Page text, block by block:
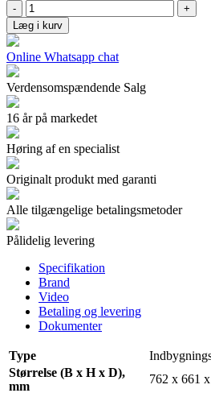
-
+
Læg i kurv
Online Whatsapp chat
Verdensomspændende Salg
16 år på markedet
Høring af en specialist
Originalt produkt med garanti
Alle tilgængelige betalingsmetoder
Pålidelig levering
Specifikation
Brand
Video
Betaling og levering
Dokumenter
Type
Størrelse (B x H x D),
mm
762 x 661